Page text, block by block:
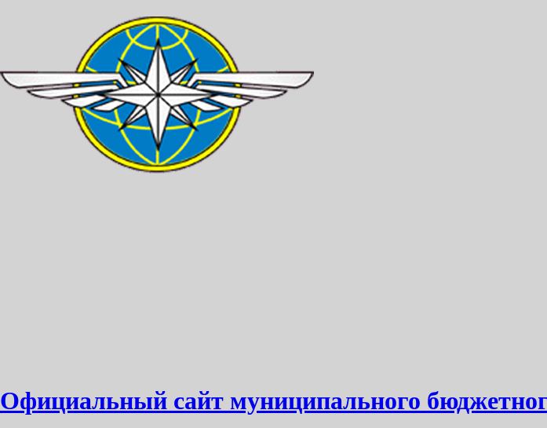
Официальный сайт муниципального